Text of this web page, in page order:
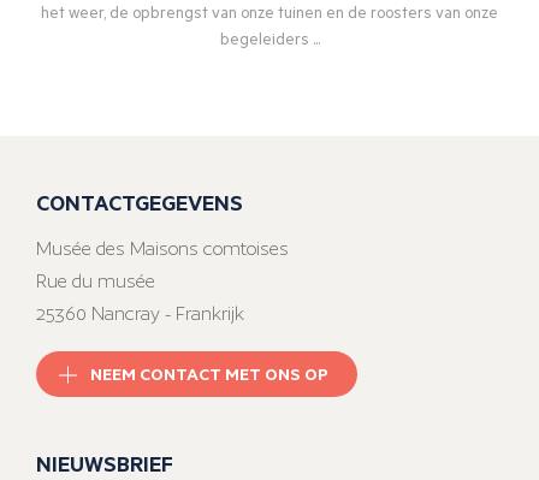
het weer, de opbrengst van onze tuinen en de roosters van onze
begeleiders ...
CONTACTGEGEVENS
Musée des Maisons comtoises
Rue du musée
25360 Nancray - Frankrijk
NEEM CONTACT MET ONS OP
NIEUWSBRIEF